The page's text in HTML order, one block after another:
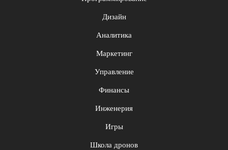
Дизайн
Аналитика
Маркетинг
Управление
Финансы
Инженерия
Игры
Школа дронов